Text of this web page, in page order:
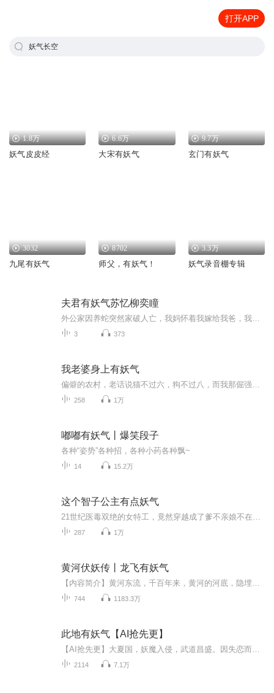
打开APP
妖气长空
1.8万
妖气皮皮经
6.6万
大宋有妖气
9.7万
玄门有妖气
3032
九尾有妖气
8702
师父，有妖气！
3.3万
妖气录音棚专辑
夫君有妖气苏忆柳奕瞳
3 373
我老婆身上有妖气
258 1万
嘟嘟有妖气丨爆笑段子
各种“姿势”各种招，各种小药各种飘~
14 15.2万
这个智子公主有点妖气
287 1万
黄河伏妖传丨龙飞有妖气
744 1183.3万
此地有妖气【AI抢先更】
2114 7.1万